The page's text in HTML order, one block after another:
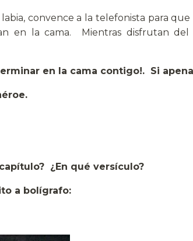
convence a la telefonista para
en la cama. Mientras disfrutan
en la cama contigo!. Si
¿En qué versículo?
a bolígrafo: